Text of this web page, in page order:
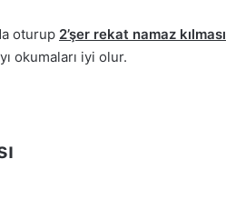
oturup 2’şer rekat namaz kılması
okumaları iyi olur.